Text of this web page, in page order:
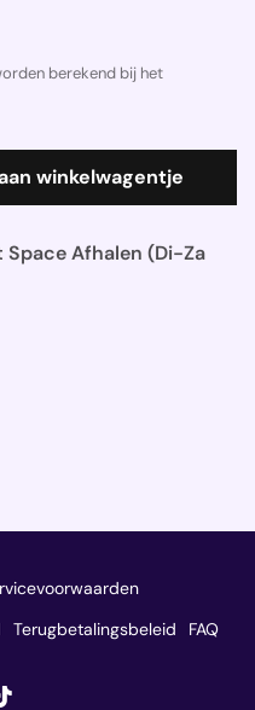
berekend bij het
winkelwagentje
Space Afhalen (Di-Za
Terugbetalingsbeleid FAQ